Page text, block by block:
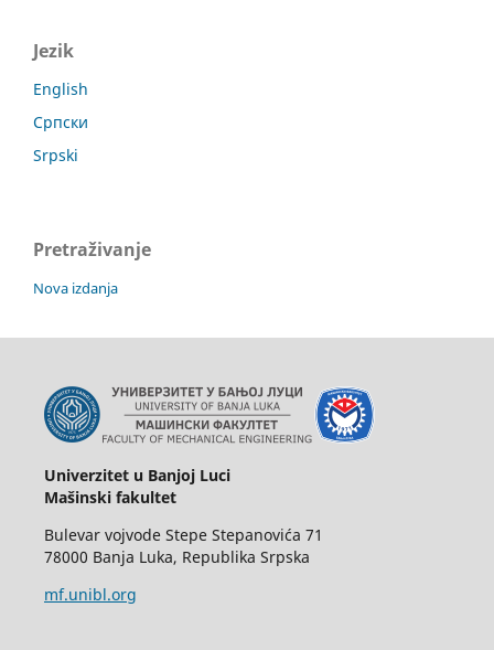
Jezik
English
Српски
Srpski
Pretraživanje
Nova izdanja
Univerzitet u Banjoj Luci
Mašinski fakultet
Bulevar vojvode Stepe Stepanovića 71
78000 Banja Luka, Republika Srpska
mf.unibl.org